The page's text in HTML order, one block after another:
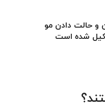
حالت دادن مو
شده است